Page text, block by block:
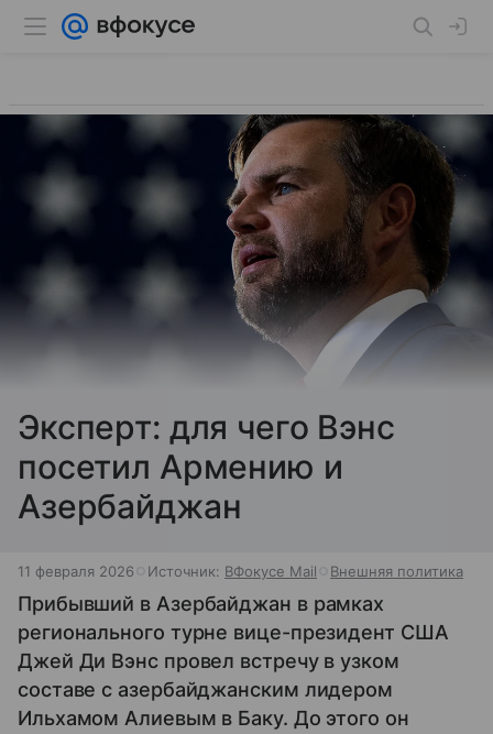
Эксперт: для чего Вэнс
посетил Армению и
Азербайджан
11 февраля 2026 Источник: ВФокусе Mail Внешняя политика
Прибывший в Азербайджан в рамках
регионального турне вице-президент США
Джей Ди Вэнс провел встречу в узком
составе с азербайджанским лидером
Ильхамом Алиевым в Баку. До этого он